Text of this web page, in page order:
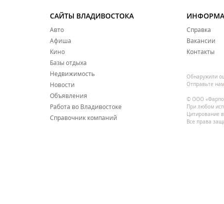
САЙТЫ ВЛАДИВОСТОКА
Авто
Афиша
Кино
Базы отдыха
Недвижимость
Новости
Объявления
Работа во Владивостоке
Справочник компаний
Справка
Вакансии
Контакты
Обнаружили
Отправьте нам
© ООО
При любом
Цитирование
Все права